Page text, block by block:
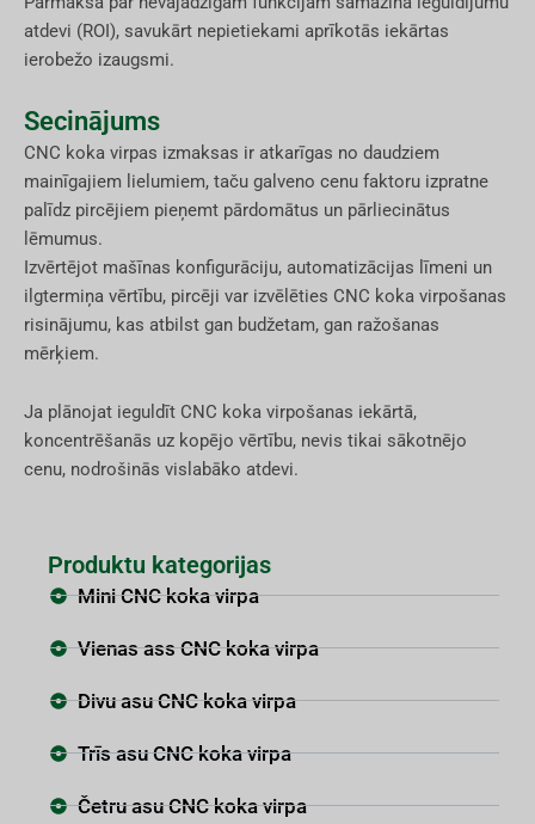
atdevi (ROI), savukārt nepietiekami aprīkotās iekārtas
ierobežo izaugsmi.
Secinājums
CNC koka virpas izmaksas ir atkarīgas no daudziem
mainīgajiem lielumiem, taču galveno cenu faktoru izpratne
palīdz pircējiem pieņemt pārdomātus un pārliecinātus
lēmumus.
Izvērtējot mašīnas konfigurāciju, automatizācijas līmeni un
ilgtermiņa vērtību, pircēji var izvēlēties CNC koka virpošanas
risinājumu, kas atbilst gan budžetam, gan ražošanas
mērķiem.
Ja plānojat ieguldīt CNC koka virpošanas iekārtā,
koncentrēšanās uz kopējo vērtību, nevis tikai sākotnējo
cenu, nodrošinās vislabāko atdevi.
Produktu kategorijas
Mini CNC koka virpa
Vienas ass CNC koka virpa
Divu asu CNC koka virpa
Trīs asu CNC koka virpa
Četru asu CNC koka virpa